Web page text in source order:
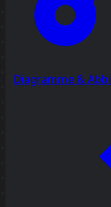
Diagramme &